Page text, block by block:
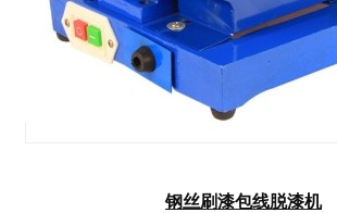
钢丝刷漆包线脱漆机